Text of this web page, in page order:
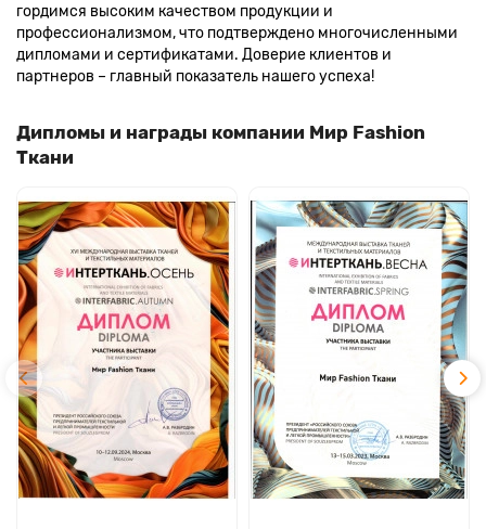
гордимся высоким качеством продукции и
профессионализмом, что подтверждено многочисленными
дипломами и сертификатами. Доверие клиентов и
партнеров – главный показатель нашего успеха!
Дипломы и награды компании Мир Fashion
Ткани